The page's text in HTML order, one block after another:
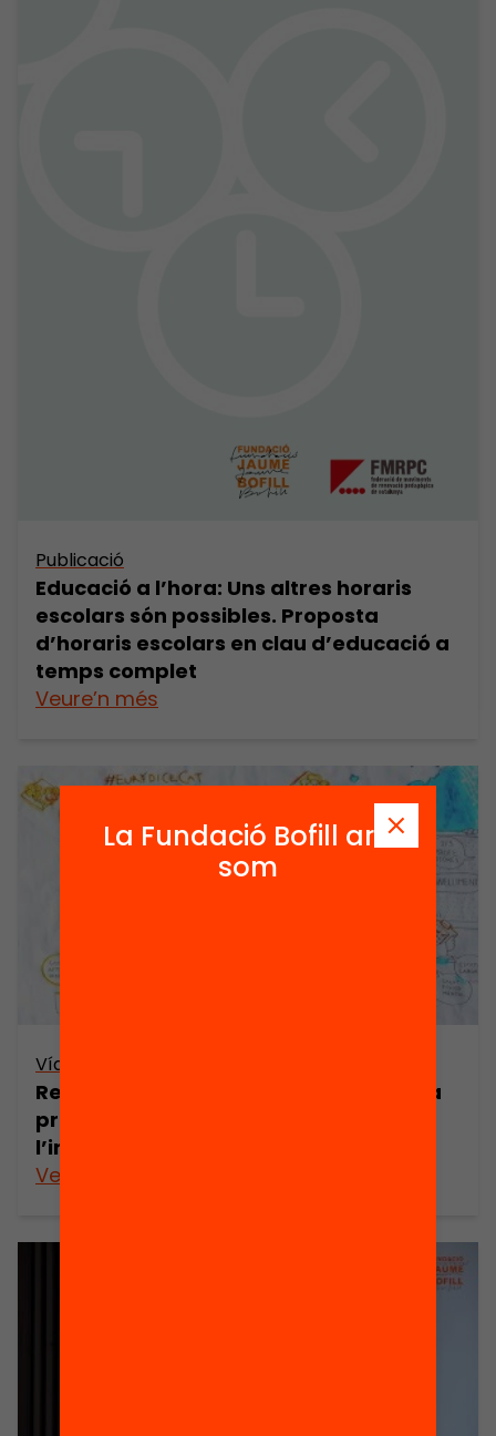
Publicació
Educació a l’hora: Uns altres horaris
escolars són possibles. Proposta
d’horaris escolars en clau d’educació a
temps complet
Veure’n més
Vídeo
Resum gràfic – Com volem que sigui la
professió docent? Presentació de
l’informe Eurydice de la CE
Veure’n més
La Fundació Bofill ara
som